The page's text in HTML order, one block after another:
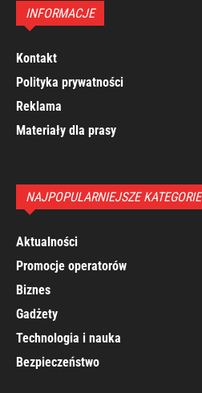
INFORMACJE
Kontakt
Polityka prywatności
Reklama
Materiały dla prasy
NAJPOPULARNIEJSZE KATEGORIE
Aktualności
Promocje operatorów
Biznes
Gadżety
Technologia i nauka
Bezpieczeństwo